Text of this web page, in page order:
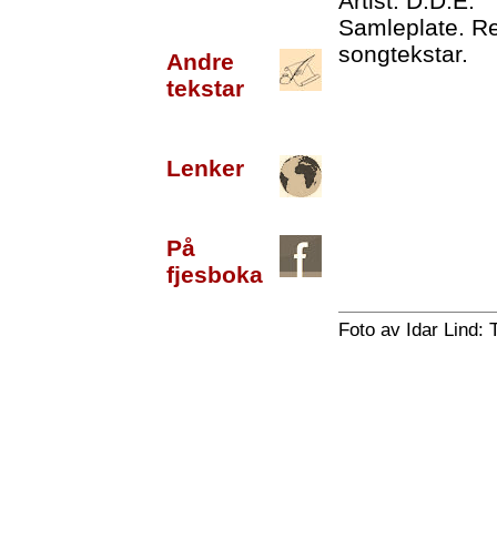
Andre
tekstar
Lenker
På
fjesboka
Samleplate.
songtekstar.
Foto av Idar Lind: